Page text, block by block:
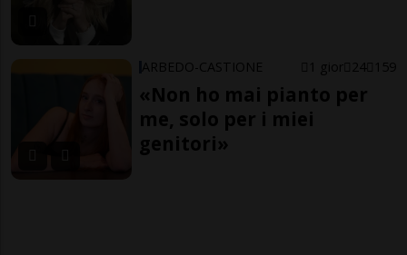
ARBEDO-CASTIONE 1 gior 24 159
«Non ho mai pianto per
me, solo per i miei
genitori»